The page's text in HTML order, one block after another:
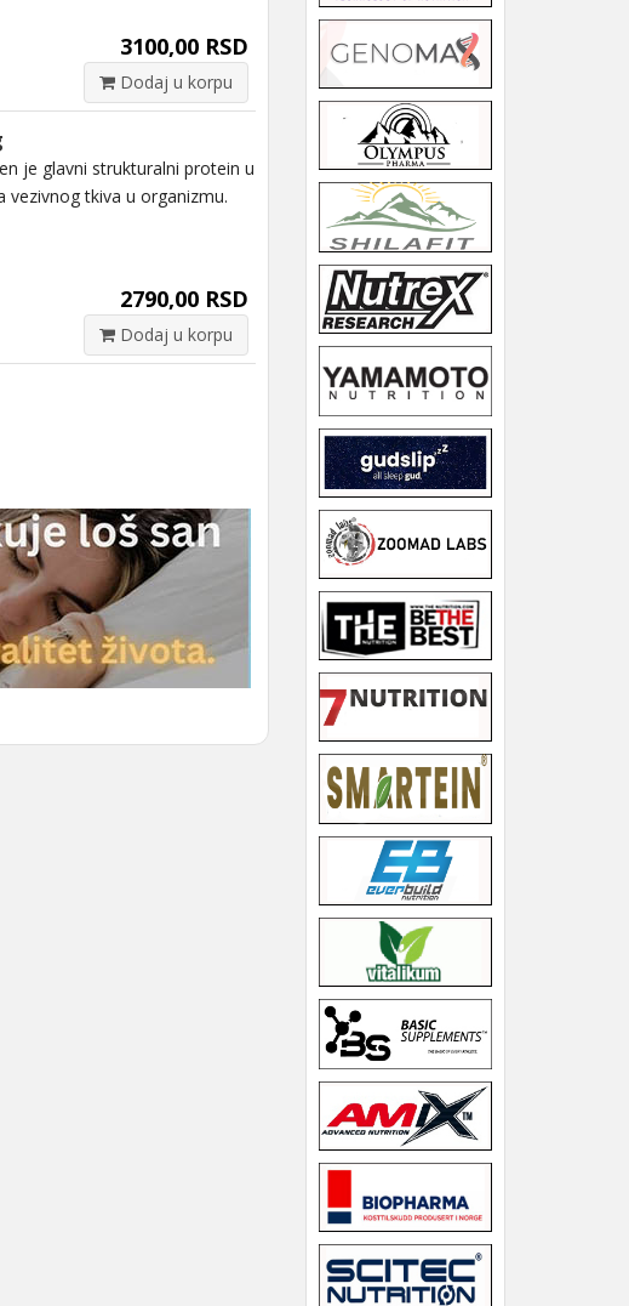
3100,00 RSD
Dodaj u korpu
je glavni strukturalni protein u
tkiva u organizmu.
2790,00 RSD
Dodaj u korpu